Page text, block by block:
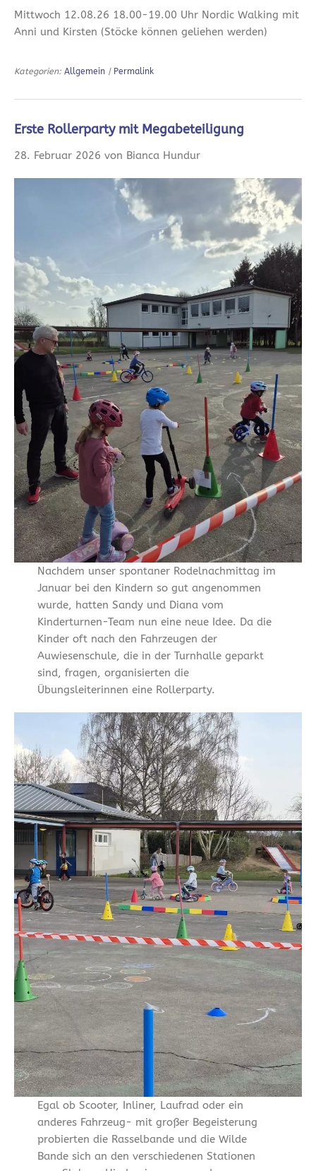
Mittwoch 12.08.26 18.00-19.00 Uhr Nordic Walking mit
Anni und Kirsten (Stöcke können geliehen werden)
Kategorien: Allgemein | Permalink
Erste Rollerparty mit Megabeteiligung
28. Februar 2026 von Bianca Hundur
Nachdem unser spontaner Rodelnachmittag im
Januar bei den Kindern so gut angenommen
wurde, hatten Sandy und Diana vom
Kinderturnen-Team nun eine neue Idee. Da die
Kinder oft nach den Fahrzeugen der
Auwiesenschule, die in der Turnhalle geparkt
sind, fragen, organisierten die
Übungsleiterinnen eine Rollerparty.
Egal ob Scooter, Inliner, Laufrad oder ein
anderes Fahrzeug- mit großer Begeisterung
probierten die Rasselbande und die Wilde
Bande sich an den verschiedenen Stationen